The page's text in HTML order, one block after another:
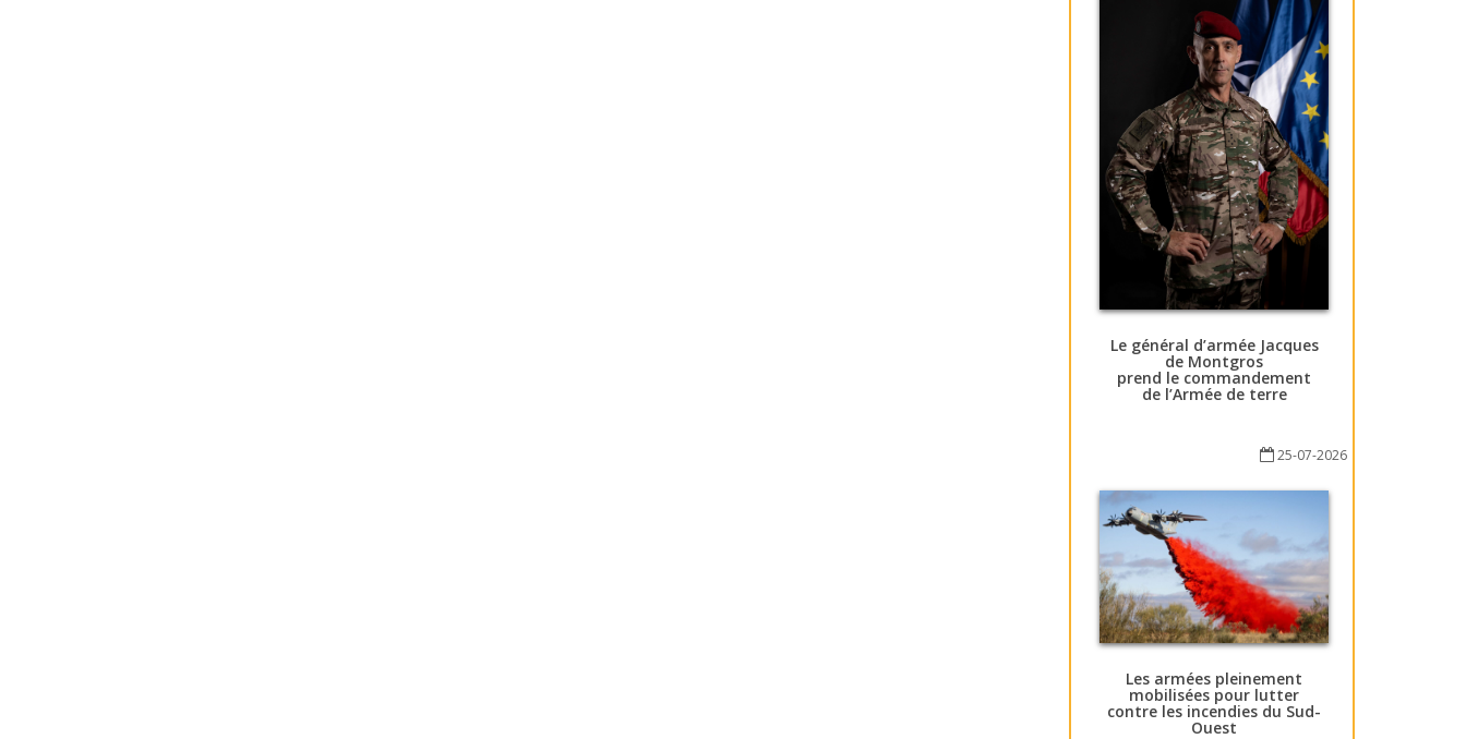
Le général d’armée Jacques
de Montgros
prend le commandement
de l’Armée de terre
25-07-2026
Les armées pleinement
mobilisées pour lutter
contre les incendies du Sud-
Ouest